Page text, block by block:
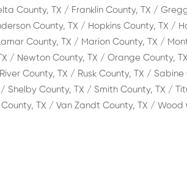
County, TX / Franklin County, TX /
County, TX / Hopkins County, TX /
County, TX / Marion County, TX /
/ Newton County, TX / Orange County,
County, TX / Rusk County, TX /
Shelby County, TX / Smith County, TX /
TX / Van Zandt County, TX / Wood